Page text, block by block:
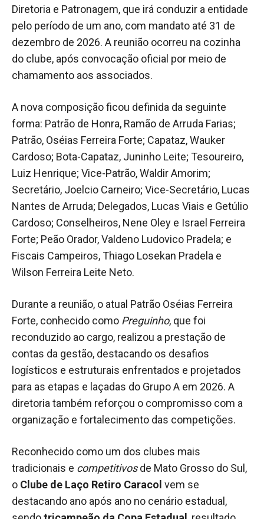
Diretoria e Patronagem, que irá conduzir a entidade
pelo período de um ano, com mandato até 31 de
dezembro de 2026. A reunião ocorreu na cozinha
do clube, após convocação oficial por meio de
chamamento aos associados.
A nova composição ficou definida da seguinte
forma: Patrão de Honra, Ramão de Arruda Farias;
Patrão, Oséias Ferreira Forte; Capataz, Wauker
Cardoso; Bota-Capataz, Juninho Leite; Tesoureiro,
Luiz Henrique; Vice-Patrão, Waldir Amorim;
Secretário, Joelcio Carneiro; Vice-Secretário, Lucas
Nantes de Arruda; Delegados, Lucas Viais e Getúlio
Cardoso; Conselheiros, Nene Oley e Israel Ferreira
Forte; Peão Orador, Valdeno Ludovico Pradela; e
Fiscais Campeiros, Thiago Losekan Pradela e
Wilson Ferreira Leite Neto.
Durante a reunião, o atual Patrão Oséias Ferreira
Forte, conhecido como Preguinho, que foi
reconduzido ao cargo, realizou a prestação de
contas da gestão, destacando os desafios
logísticos e estruturais enfrentados e projetados
para as etapas e laçadas do Grupo A em 2026. A
diretoria também reforçou o compromisso com a
organização e fortalecimento das competições.
Reconhecido como um dos clubes mais
tradicionais e competitivosde Mato Grosso do Sul,
o Clube de Laço Retiro Caracol vem se
destacando ano após ano no cenário estadual,